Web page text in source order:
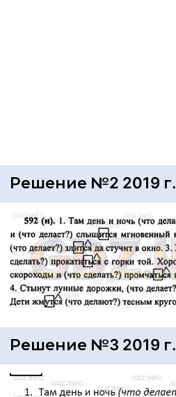
Решение №2 2019 г.
Решение №3 2019 г.